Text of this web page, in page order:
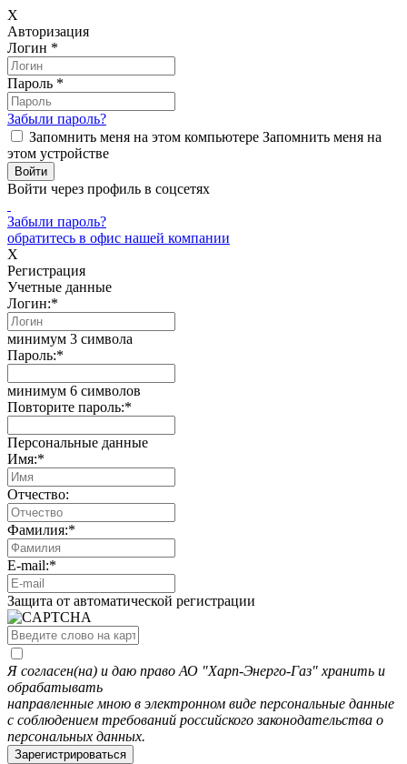
X
Авторизация
Логин *
Пароль *
Забыли пароль?
Запомнить меня на этом компьютере Запомнить меня на
этом устройстве
Войти через профиль в соцсетях
Забыли пароль?
обратитесь в офис нашей компании
X
Регистрация
Учетные данные
Логин:*
минимум 3 символа
Пароль:*
минимум 6 символов
Повторите пароль:*
Персональные данные
Имя:*
Отчество:
Фамилия:*
E-mail:*
Защита от автоматической регистрации
Я согласен(на) и даю право АО "Харп-Энерго-Газ" хранить и
обрабатывать
направленные мною в электронном виде персональные данные
с соблюдением требований российского законодательства о
персональных данных.